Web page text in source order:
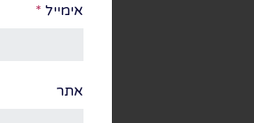
אימייל *
אתר